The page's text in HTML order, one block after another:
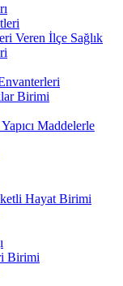
Veren İlçe Sağlık
Birimi
Maddelerle
Hayat Birimi
Birimi